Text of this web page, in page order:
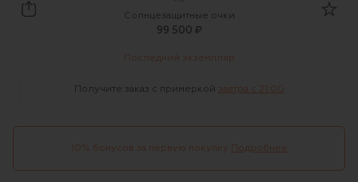
MOVITRA
Солнцезащитные очки
99 500 ₽
Последний экземпляр
Получите заказ с примеркой завтра c 21:00
10% бонусов за первую покупку Подробнее